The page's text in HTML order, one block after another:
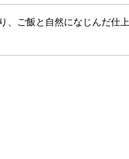
、ご飯と自然になじんだ仕上